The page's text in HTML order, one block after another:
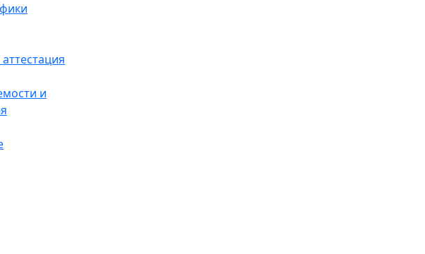
и